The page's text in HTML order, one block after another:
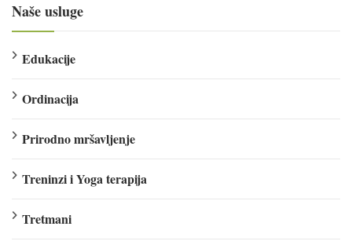
Naše usluge
Edukacije
Ordinacija
Prirodno mršavljenje
Treninzi i Yoga terapija
Tretmani